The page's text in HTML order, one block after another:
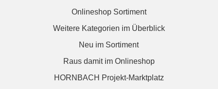
Onlineshop Sortiment
Weitere Kategorien im Überblick
Neu im Sortiment
Raus damit im Onlineshop
HORNBACH Projekt-Marktplatz